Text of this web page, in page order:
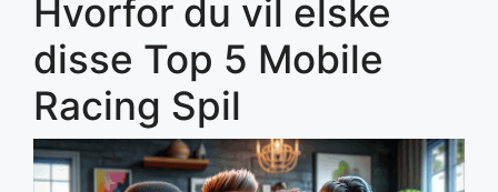
Hvorfor du vil elske
disse Top 5 Mobile
Racing Spil